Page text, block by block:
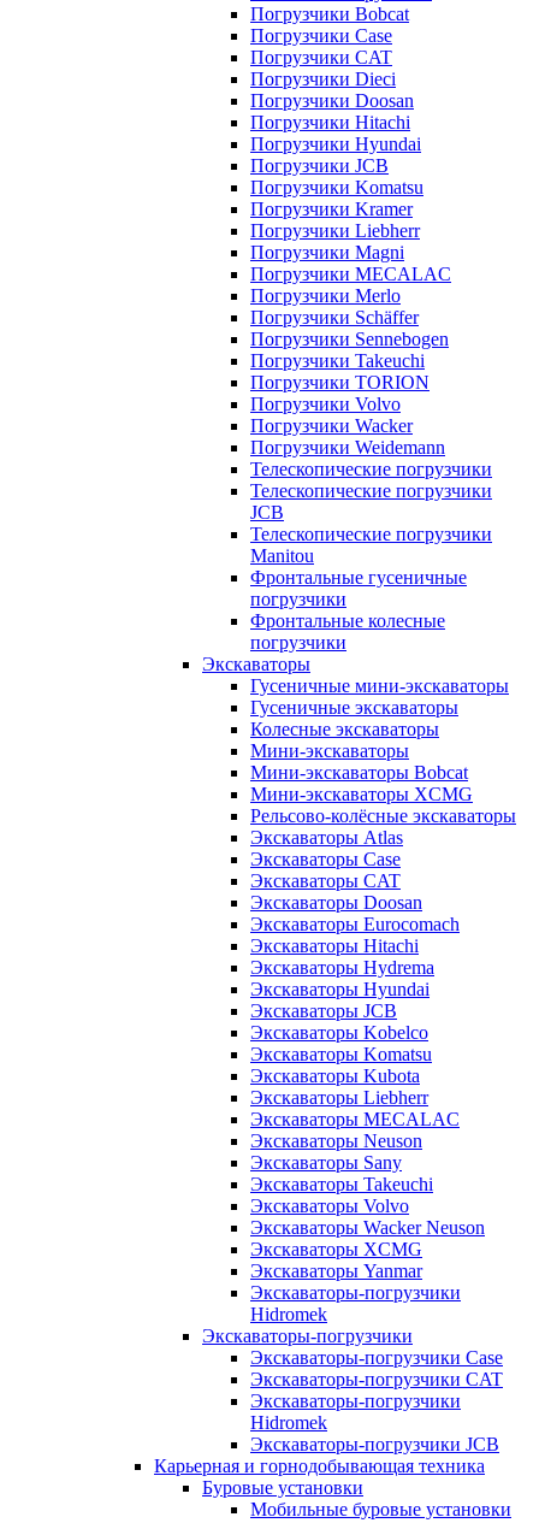
Погрузчики Bobcat
Погрузчики Case
Погрузчики CAT
Погрузчики Dieci
Погрузчики Doosan
Погрузчики Hitachi
Погрузчики Hyundai
Погрузчики JCB
Погрузчики Komatsu
Погрузчики Kramer
Погрузчики Liebherr
Погрузчики Magni
Погрузчики MECALAC
Погрузчики Merlo
Погрузчики Schäffer
Погрузчики Sennebogen
Погрузчики Takeuchi
Погрузчики TORION
Погрузчики Volvo
Погрузчики Wacker
Погрузчики Weidemann
Телескопические погрузчики
Телескопические погрузчики
JCB
Телескопические погрузчики
Manitou
Фронтальные гусеничные
погрузчики
Фронтальные колесные
погрузчики
Экскаваторы
Гусеничные мини-экскаваторы
Гусеничные экскаваторы
Колесные экскаваторы
Мини-экскаваторы
Мини-экскаваторы Bobcat
Мини-экскаваторы XCMG
Рельсово-колёсные экскаваторы
Экскаваторы Atlas
Экскаваторы Case
Экскаваторы CAT
Экскаваторы Doosan
Экскаваторы Eurocomach
Экскаваторы Hitachi
Экскаваторы Hydrema
Экскаваторы Hyundai
Экскаваторы JCB
Экскаваторы Kobelco
Экскаваторы Komatsu
Экскаваторы Kubota
Экскаваторы Liebherr
Экскаваторы MECALAC
Экскаваторы Neuson
Экскаваторы Sany
Экскаваторы Takeuchi
Экскаваторы Volvo
Экскаваторы Wacker Neuson
Экскаваторы XCMG
Экскаваторы Yanmar
Экскаваторы-погрузчики
Hidromek
Экскаваторы-погрузчики
Экскаваторы-погрузчики Case
Экскаваторы-погрузчики CAT
Экскаваторы-погрузчики
Hidromek
Экскаваторы-погрузчики JCB
Карьерная и горнодобывающая техника
Буровые установки
Мобильные буровые установки